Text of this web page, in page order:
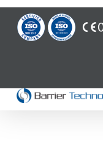
Ir
contenido